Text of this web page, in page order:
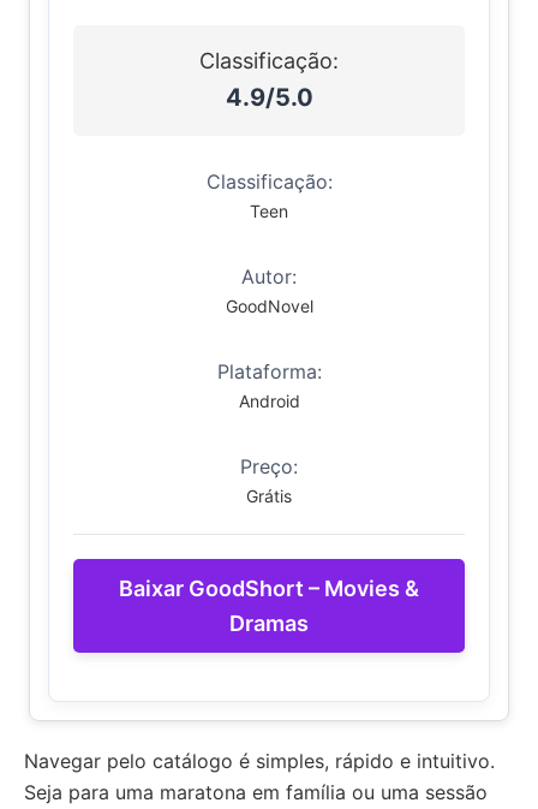
Classificação:
4.9/5.0
Classificação:
Teen
Autor:
GoodNovel
Plataforma:
Android
Preço:
Grátis
Baixar GoodShort – Movies &
Dramas
Navegar pelo catálogo é simples, rápido e intuitivo.
Seja para uma maratona em família ou uma sessão